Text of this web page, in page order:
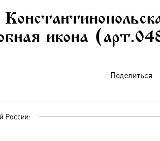
икона
Поделиться
России: